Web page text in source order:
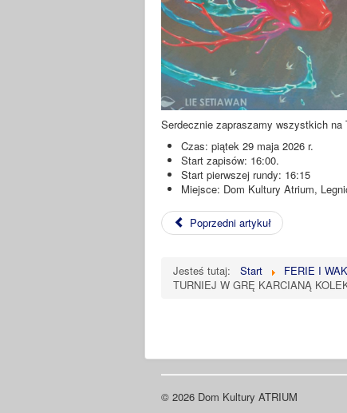
Serdecznie zapraszamy wszystkich na
Czas: piątek 29 maja 2026 r.
Start zapisów: 16:00.
Start pierwszej rundy: 16:15
Miejsce: Dom Kultury Atrium,
Poprzedni artykuł
Jesteś tutaj: Start FERIE I
TURNIEJ W GRĘ KARCIANĄ
© 2026 Dom Kultury ATRIUM